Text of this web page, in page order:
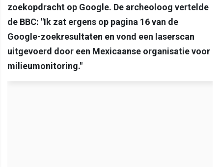
zoekopdracht op Google. De archeoloog vertelde
de BBC: "Ik zat ergens op pagina 16 van de
Google-zoekresultaten en vond een laserscan
uitgevoerd door een Mexicaanse organisatie voor
milieumonitoring."